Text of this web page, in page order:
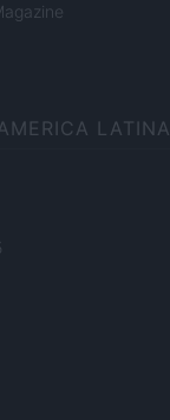
LATINA